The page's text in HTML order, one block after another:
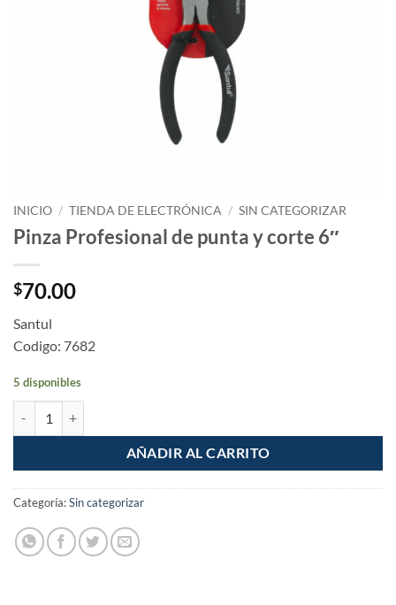
INICIO / TIENDA DE ELECTRÓNICA / SIN CATEGORIZAR
Pinza Profesional de punta y corte 6″
$70.00
Santul
Codigo: 7682
5 disponibles
AÑADIR AL CARRITO
Categoría:Sin categorizar